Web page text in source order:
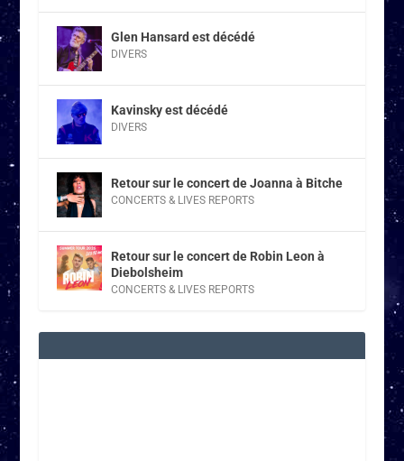
Glen Hansard est décédé
DIVERS
Kavinsky est décédé
DIVERS
Retour sur le concert de Joanna à Bitche
CONCERTS & LIVES REPORTS
Retour sur le concert de Robin Leon à
Diebolsheim
CONCERTS & LIVES REPORTS